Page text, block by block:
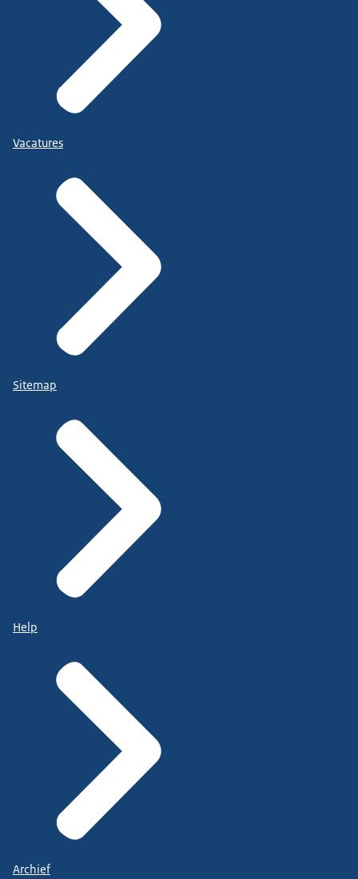
Vacatures
Sitemap
Help
Archief